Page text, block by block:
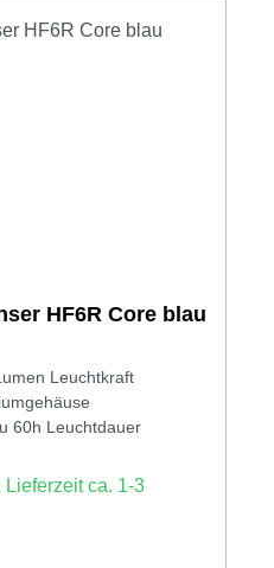
HF6R Core blau
Leuchtkraft
60h Leuchtdauer
Lieferzeit ca. 1-3